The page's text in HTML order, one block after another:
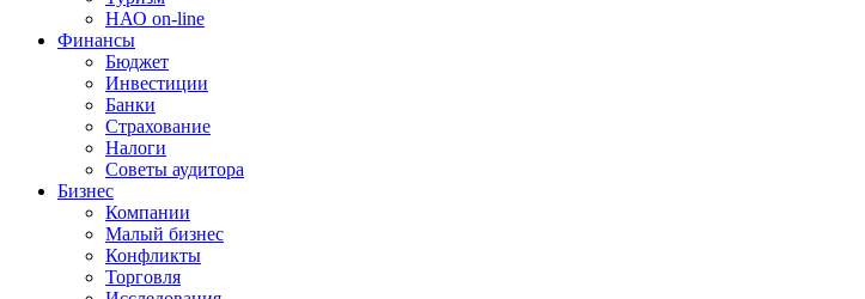
НАО on-line
Финансы
Бюджет
Инвестиции
Банки
Страхование
Налоги
Советы аудитора
Бизнес
Компании
Малый бизнес
Конфликты
Торговля